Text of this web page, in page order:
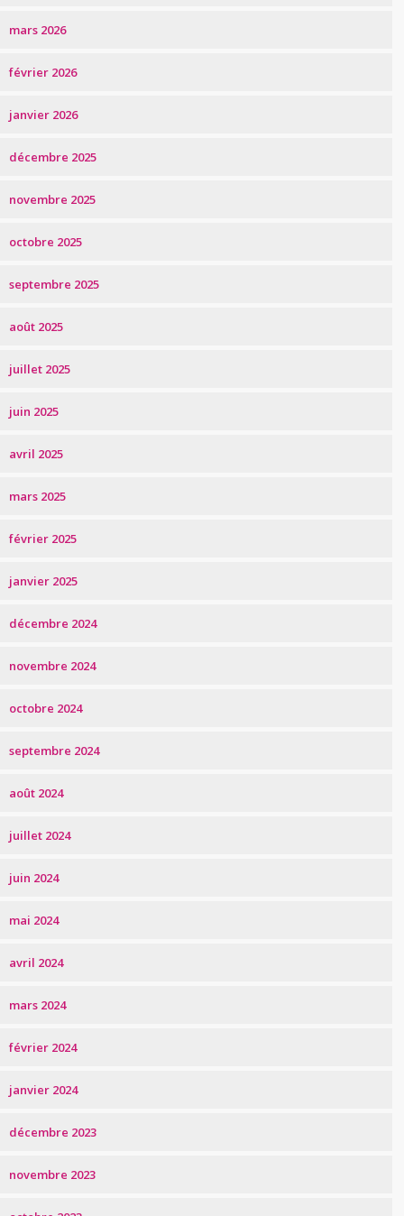
mars 2026
février 2026
janvier 2026
décembre 2025
novembre 2025
octobre 2025
septembre 2025
août 2025
juillet 2025
juin 2025
avril 2025
mars 2025
février 2025
janvier 2025
décembre 2024
novembre 2024
octobre 2024
septembre 2024
août 2024
juillet 2024
juin 2024
mai 2024
avril 2024
mars 2024
février 2024
janvier 2024
décembre 2023
novembre 2023